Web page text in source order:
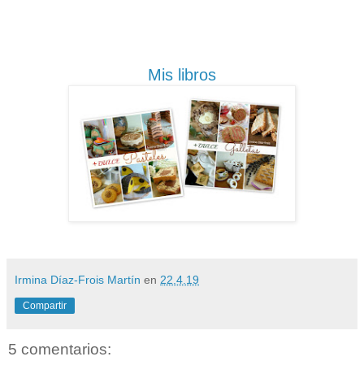
Mis libros
Irmina Díaz-Frois Martín en 22.4.19
Compartir
5 comentarios: